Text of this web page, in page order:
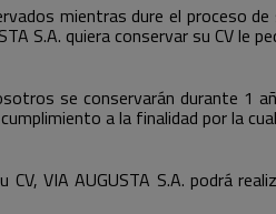
mientras dure el proceso
S.A. quiera conservar su CV le
se conservarán durante 1
a la finalidad por la
VIA AUGUSTA S.A. podrá